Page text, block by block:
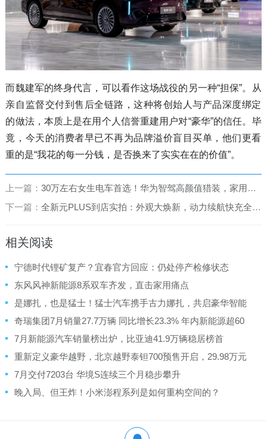
而魏建军的终身代言，可以看作这场战役的另一种“担保”。从
亲自监督交付到售后全链路，这种将创始人与产品深度绑定
的做法，本质上是在用个人信誉重建用户对“豪华”的信任。毕
竟，今天的消费者早已不再为品牌溢价盲目买单，他们更看
重的是“我花的每一分钱，是否换来了实实在在的价值”。
上一篇：30万左右女生电车首选！华为智驾高颜值猎装，家用通勤全能
下一篇：全新元PLUS到店实拍：外观大焕新，动力续航快充全面升级
相关阅读
宁德时代锂矿复产？宜春官方回应：仍处停产检修状态
东风风神新能源8系双车齐发，直击家用痛点
是娜扎，也是猛士！猛士汽车携手古力娜扎，共启豪华智能
越野新境界
奇瑞集团7月销量27.7万辆 同比增长23.3% 年内新能源超60
万辆、出口突破110万辆创历史新高
7月新能源汽车销量榜出炉，比亚迪41.9万辆稳居榜首
重新定义豪华越野，北京越野泰钽700预售开启，29.98万元
起7月交付7203台 华境S连续三个月稳步攀升
晚入局、但王炸！小米澎程系列是如何重构空间的？